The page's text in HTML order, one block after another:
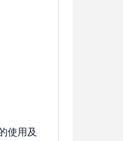
使用及